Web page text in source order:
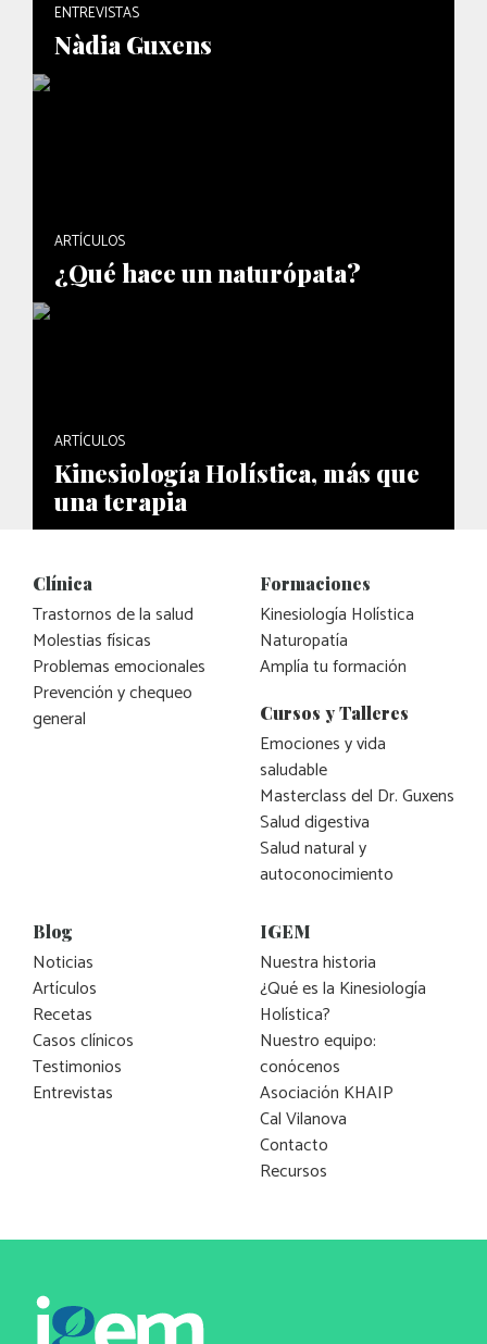
ENTREVISTAS
Nàdia Guxens
ARTÍCULOS
¿Qué hace un naturópata?
ARTÍCULOS
Kinesiología Holística, más que
una terapia
Clínica
Trastornos de la salud
Molestias físicas
Problemas emocionales
Prevención y chequeo
general
Formaciones
Kinesiología Holística
Naturopatía
Amplía tu formación
Cursos y Talleres
Emociones y vida
saludable
Masterclass del Dr. Guxens
Salud digestiva
Salud natural y
autoconocimiento
Blog
Noticias
Artículos
Recetas
Casos clínicos
Testimonios
Entrevistas
IGEM
Nuestra historia
¿Qué es la Kinesiología
Holística?
Nuestro equipo:
conócenos
Asociación KHAIP
Cal Vilanova
Contacto
Recursos